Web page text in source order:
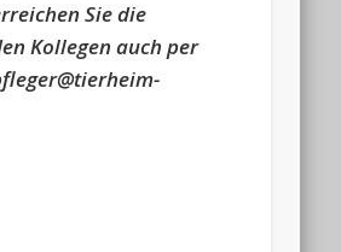
Sie die
Kollegen auch per